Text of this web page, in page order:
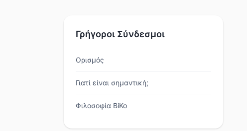
Γρήγοροι Σύνδεσμοι
Ορισμός
Γιατί είναι σημαντική;
Φιλοσοφία BiKo